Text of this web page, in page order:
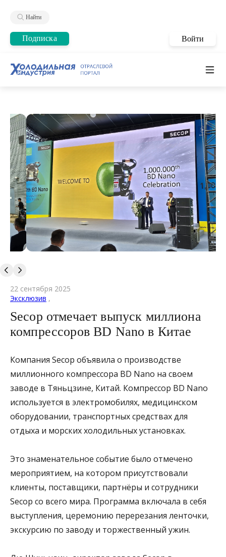
Найти
Подписка Войти
22 сентября 2025
Эксклюзив ,
Secop отмечает выпуск миллиона
компрессоров BD Nano в Китае
Компания Secop объявила о производстве
миллионного компрессора BD Nano на своем
заводе в Тяньцзине, Китай. Компрессор BD Nano
используется в электромобилях, медицинском
оборудовании, транспортных средствах для
отдыха и морских холодильных установках.
Это знаменательное событие было отмечено
мероприятием, на котором присутствовали
клиенты, поставщики, партнёры и сотрудники
Secop со всего мира. Программа включала в себя
выступления, церемонию перерезания ленточки,
экскурсию по заводу и торжественный ужин.